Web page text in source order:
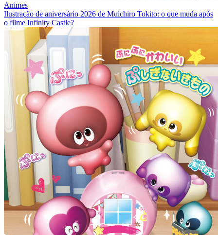
Animes
Ilustração de aniversário 2026 de Muichiro Tokito: o que muda após
o filme Infinity Castle?